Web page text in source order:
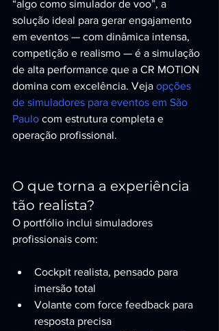
“algo como simulador de voo”, a
solução ideal para gerar engajamento
em eventos — com dinâmica intensa,
competição e realismo — é a simulação
de alta performance que a CR MOTION
domina com excelência. Veja opções
de simuladores para eventos em São
Paulo com estrutura completa e
operação profissional.
O que torna a experiência
tão realista?
O portfólio inclui simuladores
profissionais com:
Cockpit realista, pensado para
imersão total
Volante com force feedback para
resposta precisa